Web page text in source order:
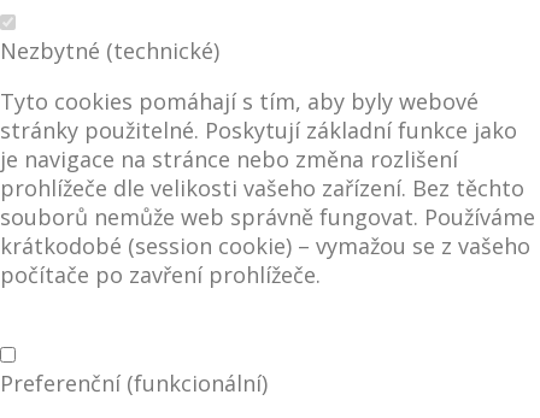
Nezbytné (technické)
Tyto cookies pomáhají s tím, aby byly webové
stránky použitelné. Poskytují základní funkce jako
je navigace na stránce nebo změna rozlišení
prohlížeče dle velikosti vašeho zařízení. Bez těchto
souborů nemůže web správně fungovat. Používáme
krátkodobé (session cookie) – vymažou se z vašeho
počítače po zavření prohlížeče.
Preferenční (funkcionální)